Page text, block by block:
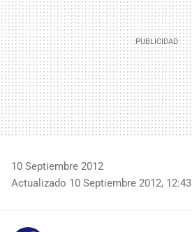
10 Septiembre 2012
Actualizado 10 Septiembre 2012, 12:43